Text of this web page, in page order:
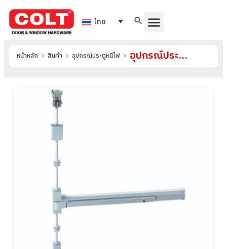
ไทย
หน้าหลัก > สินค้า > อุปกรณ์ประตูหนีไฟ > อุปกรณ์ประตูหนีไฟ รุ่น 5100-8100-1